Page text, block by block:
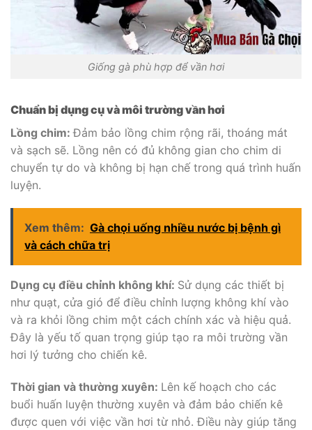
Giống gà phù hợp để vần hơi
Chuẩn bị dụng cụ và môi trường vần hơi
Lồng chim:Đảm bảo lồng chim rộng rãi, thoáng mát
và sạch sẽ. Lồng nên có đủ không gian cho chim di
chuyển tự do và không bị hạn chế trong quá trình huấn
luyện.
Xem thêm: Gà chọi uống nhiều nước bị bệnh gì
và cách chữa trị
Dụng cụ điều chỉnh không khí: Sử dụng các thiết bị
như quạt, cửa gió để điều chỉnh lượng không khí vào
và ra khỏi lồng chim một cách chính xác và hiệu quả.
Đây là yếu tố quan trọng giúp tạo ra môi trường vần
hơi lý tưởng cho chiến kê.
Thời gian và thường xuyên: Lên kế hoạch cho các
buổi huấn luyện thường xuyên và đảm bảo chiến kê
được quen với việc vần hơi từ nhỏ. Điều này giúp tăng